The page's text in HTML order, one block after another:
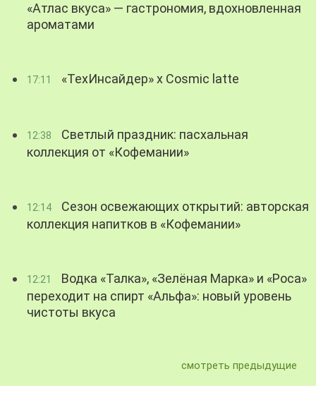
«Атлас вкуса» — гастрономия, вдохновленная
ароматами
17:11 «ТехИнсайдер» х Cosmic latte
12:38
Светлый праздник: пасхальная
коллекция от «Кофемании»
12:14
Сезон освежающих открытий: авторская
коллекция напитков в «Кофемании»
12:21
Водка «Талка», «Зелёная Марка» и «Роса»
переходит на спирт «Альфа»: новый уровень
чистоты вкуса
смотреть предыдущие